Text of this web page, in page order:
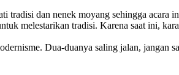
dan nenek moyang sehingga acara
melestarikan tradisi. Karena saat ini,
Dua-duanya saling jalan, jangan